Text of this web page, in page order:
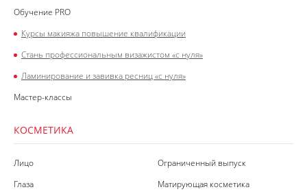
Обучение PRO
Курсы макияжа повышение квалификации
Стань профессиональным визажистом «с нуля»
Ламинирование и завивка ресниц «с нуля»
Мастер-классы
КОСМЕТИКА
Лицо
Глаза
Ограниченный выпуск
Матирующая косметика